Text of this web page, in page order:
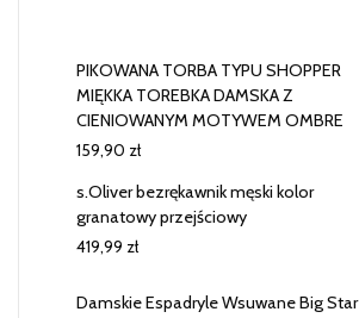
PIKOWANA TORBA TYPU SHOPPER
MIĘKKA TOREBKA DAMSKA Z
CIENIOWANYM MOTYWEM OMBRE
159,90 zł
s.Oliver bezrękawnik męski kolor
granatowy przejściowy
419,99 zł
Damskie Espadryle Wsuwane Big Star